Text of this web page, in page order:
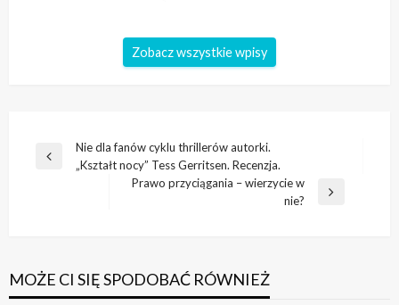
Zobacz wszystkie wpisy
Nawigacja
wpisu
Poprzedni
Nie dla fanów cyklu thrillerów autorki.
„Kształt nocy” Tess Gerritsen. Recenzja.
Prawo przyciągania – wierzycie w
nie?
MOŻE CI SIĘ SPODOBAĆ RÓWNIEŻ